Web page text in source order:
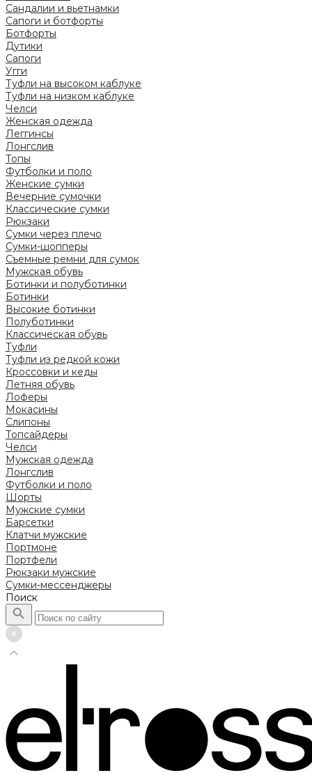
Сандалии и вьетнамки
Сапоги и ботфорты
Ботфорты
Дутики
Сапоги
Угги
Туфли на высоком каблуке
Туфли на низком каблуке
Челси
Женская одежда
Леггинсы
Лонгслив
Топы
Футболки и поло
Женские сумки
Вечерние сумочки
Классические сумки
Рюкзаки
Сумки через плечо
Сумки-шопперы
Съемные ремни для сумок
Мужская обувь
Ботинки и полуботинки
Ботинки
Высокие ботинки
Полуботинки
Классическая обувь
Туфли
Туфли из редкой кожи
Кроссовки и кеды
Летняя обувь
Лоферы
Мокасины
Слипоны
Топсайдеры
Челси
Мужская одежда
Лонгслив
Футболки и поло
Шорты
Мужские сумки
Барсетки
Клатчи мужские
Портмоне
Портфели
Рюкзаки мужские
Сумки-мессенджеры
Поиск